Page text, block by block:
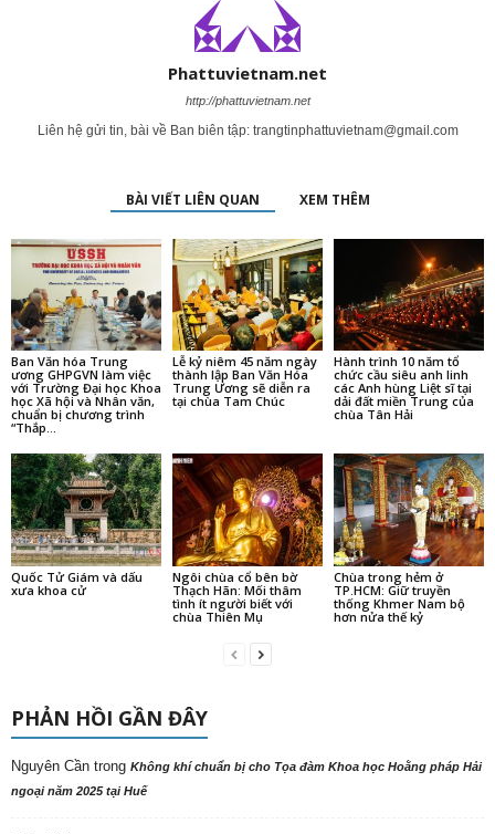
Phattuvietnam.net
http://phattuvietnam.net
Liên hệ gửi tin, bài về Ban biên tập: trangtinphattuvietnam@gmail.com
BÀI VIẾT LIÊN QUAN XEM THÊM
Ban Văn hóa Trung
ương GHPGVN làm việc
với Trường Đại học Khoa
học Xã hội và Nhân văn,
chuẩn bị chương trình
“Thắp...
Lễ kỷ niêm 45 năm ngày
thành lập Ban Văn Hóa
Trung Ương sẽ diễn ra
tại chùa Tam Chúc
Hành trình 10 năm tổ
chức cầu siêu anh linh
các Anh hùng Liệt sĩ tại
dải đất miền Trung của
chùa Tân Hải
Quốc Tử Giám và dấu
xưa khoa cử
Ngôi chùa cổ bên bờ
Thạch Hãn: Mối thâm
tình ít người biết với
chùa Thiên Mụ
Chùa trong hẻm ở
TP.HCM: Giữ truyền
thống Khmer Nam bộ
hơn nửa thế kỷ
PHẢN HỒI GẦN ĐÂY
Nguyên Cần trong Không khí chuẩn bị cho Tọa đàm Khoa học Hoằng pháp Hải
ngoại năm 2025 tại Huế